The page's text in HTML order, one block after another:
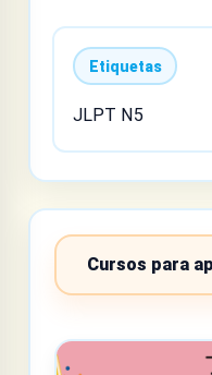
Etiquetas
JLPT N5
Cursos para